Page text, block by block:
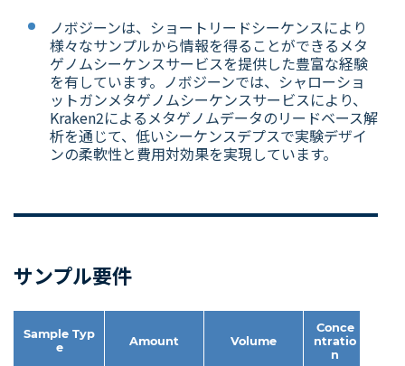
ノボジーンは、ショートリードシーケンスにより
様々なサンプルから情報を得ることができるメタ
ゲノムシーケンスサービスを提供した豊富な経験
を有しています。ノボジーンでは、シャローショ
ットガンメタゲノムシーケンスサービスにより、
Kraken2によるメタゲノムデータのリードベース解
析を通じて、低いシーケンスデプスで実験デザイ
ンの柔軟性と費用対効果を実現しています。
サンプル要件
Sample Typ
e
Amount Volume
Conce
ntratio
n